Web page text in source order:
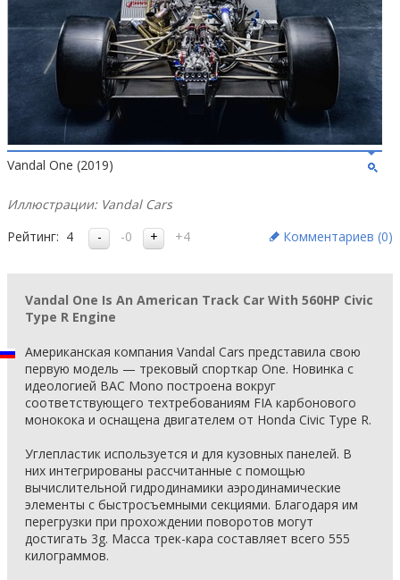
Vandal One (2019)
Иллюстрации: Vandal Cars
Рейтинг: 4 -0 +4 Комментариев (0)
Vandal One Is An American Track Car With 560HP Civic
Type R Engine
Американская компания Vandal Cars представила свою
первую модель — трековый спорткар One. Новинка с
идеологией BAC Mono построена вокруг
соответствующего техтребованиям FIA карбонового
монокока и оснащена двигателем от Honda Civic Type R.
Углепластик используется и для кузовных панелей. В
них интегрированы рассчитанные с помощью
вычислительной гидродинамики аэродинамические
элементы с быстросъемными секциями. Благодаря им
перегрузки при прохождении поворотов могут
достигать 3g. Масса трек-кара составляет всего 555
килограммов.